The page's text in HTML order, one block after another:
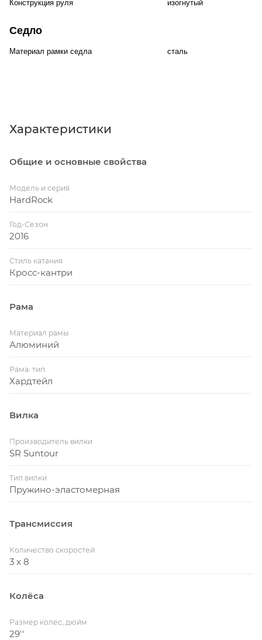
Конструкция руля изогнутый
Седло
Материал рамки седла сталь
Характеристики
Общие и основные свойства
Модель и серия
HardRock
Год-Сезон
2016
Стиль катания
Кросс-кантри
Рама
Материал рамы
Алюминий
Рама: тип
Хардтейл
Вилка
Производитель вилки
SR Suntour
Тип вилки
Пружино-эластомерная
Трансмиссия
Количество скоростей
3 x 8
Колёса
Размер колес, дюйм
29''